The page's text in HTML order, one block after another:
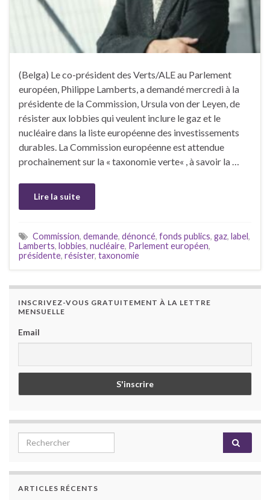
(Belga) Le co-président des Verts/ALE au Parlement
européen, Philippe Lamberts, a demandé mercredi à la
présidente de la Commission, Ursula von der Leyen, de
résister aux lobbies qui veulent inclure le gaz et le
nucléaire dans la liste européenne des investissements
durables. La Commission européenne est attendue
prochainement sur la « taxonomie verte« , à savoir la …
Lire la suite
Commission, demande, dénoncé, fonds publics, gaz, label,
Lamberts, lobbies, nucléaire, Parlement européen,
présidente, résister, taxonomie
INSCRIVEZ-VOUS GRATUITEMENT À LA LETTRE
MENSUELLE
Email
Search for:
ARTICLES RÉCENTS